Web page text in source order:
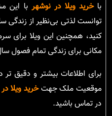
باخرید ویلا در نوشهر با این
توانست لذتی بی‌نظیر از زندگی
کنید، همچنین این ویلا برای
مکانی برای زندگی تمام فصول
برای اطلاعات بیشتر و دقیق
موقعیت ملک جهتخرید ویلا در
در تماس باشید.